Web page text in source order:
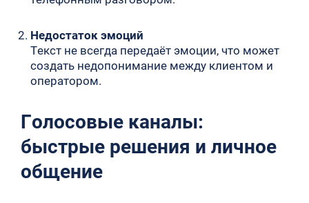
Недостаток эмоций
Текст не всегда передаёт эмоции, что может
создать недопонимание между клиентом и
оператором.
Голосовые каналы:
быстрые решения и личное
общение